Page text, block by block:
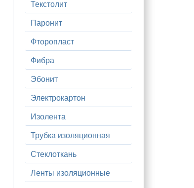
Текстолит
Паронит
Фторопласт
Фибра
Эбонит
Электрокартон
Изолента
Трубка изоляционная
Стеклоткань
Ленты изоляционные